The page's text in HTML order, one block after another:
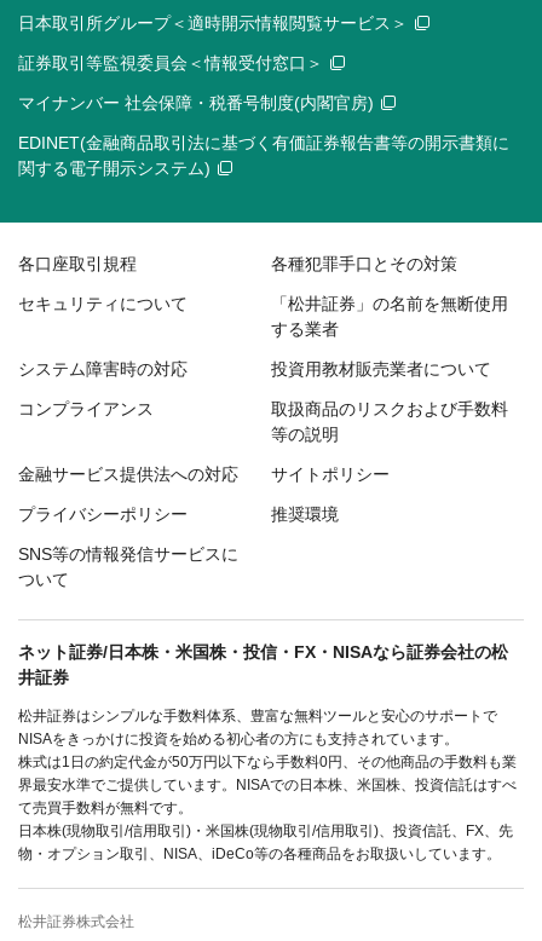
日本取引所グループ＜適時開示情報閲覧サービス＞
証券取引等監視委員会＜情報受付窓口＞
マイナンバー 社会保障・税番号制度(内閣官房)
EDINET(金融商品取引法に基づく有価証券報告書等の開示書類に
関する電子開示システム)
各口座取引規程 各種犯罪手口とその対策
セキュリティについて
「松井証券」の名前を無断使用
する業者
システム障害時の対応 投資用教材販売業者について
コンプライアンス
取扱商品のリスクおよび手数料
等の説明
金融サービス提供法への対応 サイトポリシー
プライバシーポリシー 推奨環境
SNS等の情報発信サービスに
ついて
ネット証券/日本株・米国株・投信・FX・NISAなら証券会社の松
井証券
松井証券はシンプルな手数料体系、豊富な無料ツールと安心のサポートで
NISAをきっかけに投資を始める初心者の方にも支持されています。
株式は1日の約定代金が50万円以下なら手数料0円、その他商品の手数料も業
界最安水準でご提供しています。NISAでの日本株、米国株、投資信託はすべ
て売買手数料が無料です。
日本株(現物取引/信用取引)・米国株(現物取引/信用取引)、投資信託、FX、先
物・オプション取引、NISA、iDeCo等の各種商品をお取扱いしています。
松井証券株式会社